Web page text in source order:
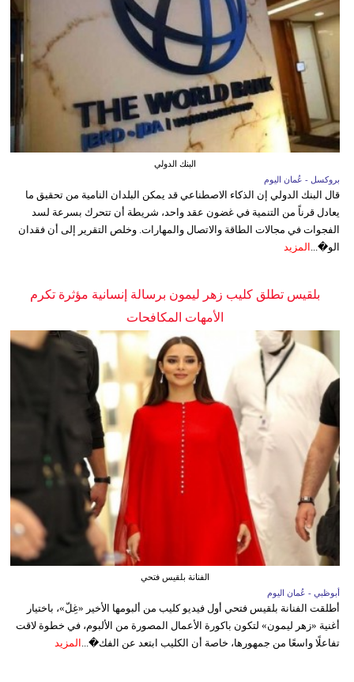
البنك الدولي
بروكسل - عُمان اليوم
قال البنك الدولي إن الذكاء الاصطناعي قد يمكن البلدان النامية من تحقيق ما
يعادل قرناً من التنمية في غضون عقد واحد، شريطة أن تتحرك بسرعة لسد
الفجوات في مجالات الطاقة والاتصال والمهارات. وخلص التقرير إلى أن فقدان
الو�... المزيد
بلقيس تطلق كليب زهر ليمون برسالة إنسانية مؤثرة تكرم
الأمهات المكافحات
الفنانة بلقيس فتحي
أبوظبي - عُمان اليوم
أطلقت الفنانة بلقيس فتحي أول فيديو كليب من ألبومها الأخير «غِلّ»، باختيار
أغنية «زهر ليمون» لتكون باكورة الأعمال المصورة من الألبوم، في خطوة لاقت
تفاعلًا واسعًا من جمهورها، خاصة أن الكليب ابتعد عن الفك�...
المزيد